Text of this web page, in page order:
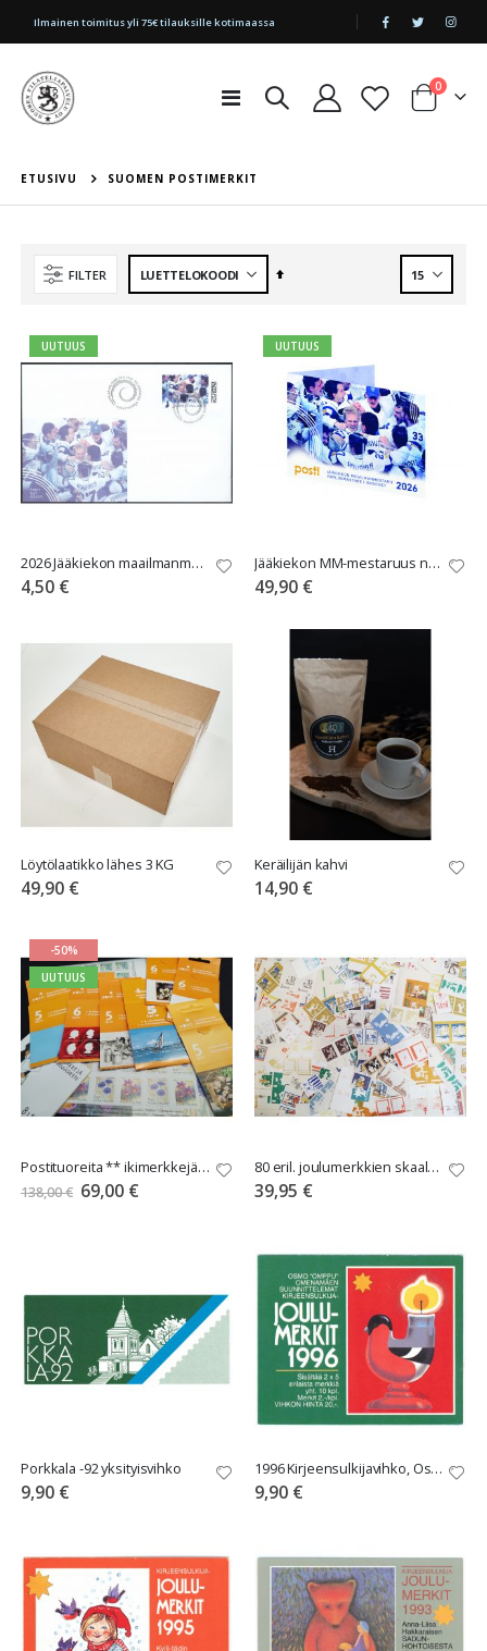
|
Ilmainen toimitus yli 75€ tilauksille kotimaassa
Toggle
Cart
0tuotetta
ETUSIVU SUOMEN POSTIMERKIT
FILTER
Aseta
UUTUUS
2026 Jääkiekon maailmanmestarit FDC
4,50 €
UUTUUS
Jääkiekon MM-mestaruus numeroitu pienoisarkki
49,90 €
Löytölaatikko lähes 3 KG
49,90 €
Keräilijän kahvi
14,90 €
-50%
UUTUUS
Postituoreita ** ikimerkkejä 46 kpl NYT -50%!
138,00 € Tarjoushinta
69,00 €
80 eril. joulumerkkien skaalavedosta
39,95 €
Porkkala -92 yksityisvihko
9,90 €
1996 Kirjeensulkijavihko, Osmo Omenamäki
9,90 €